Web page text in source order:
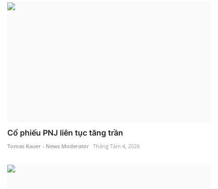
Cổ phiếu PNJ liên tục tăng trần
Tomas Kauer - News Moderator Tháng Tám 4, 2026